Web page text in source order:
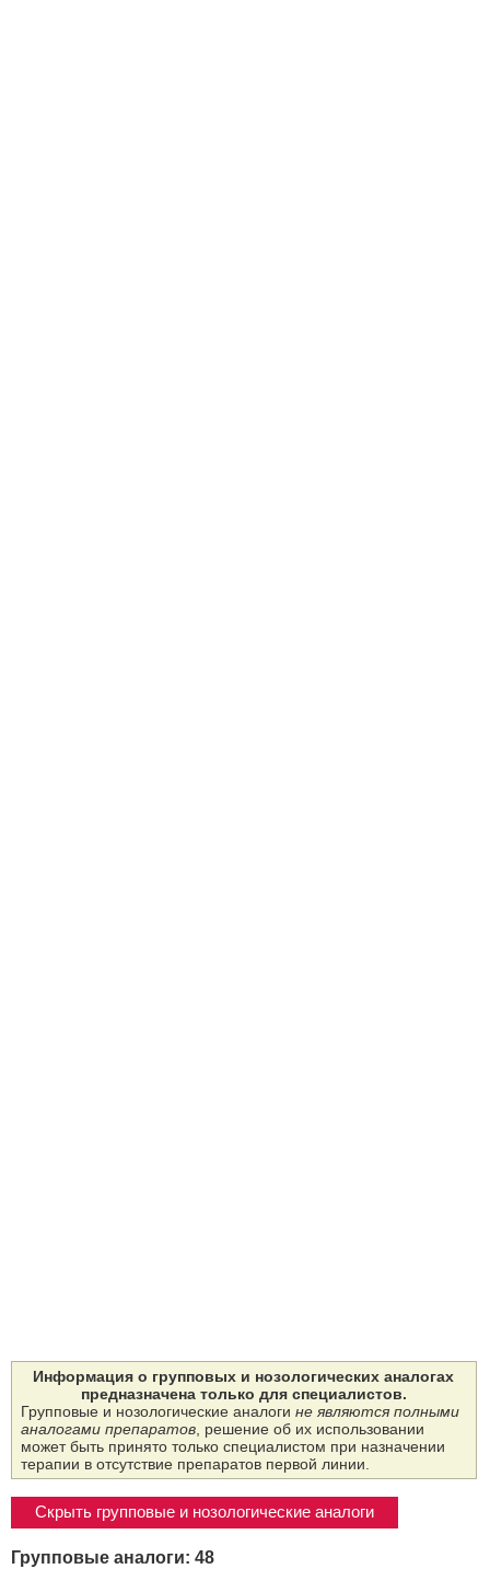
Информация о групповых и нозологических аналогах
предназначена только для специалистов.
Групповые и нозологические аналоги не являются полными
аналогами препаратов, решение об их использовании
может быть принято только специалистом при назначении
терапии в отсутствие препаратов первой линии.
Скрыть групповые и нозологические аналоги
Групповые аналоги: 48